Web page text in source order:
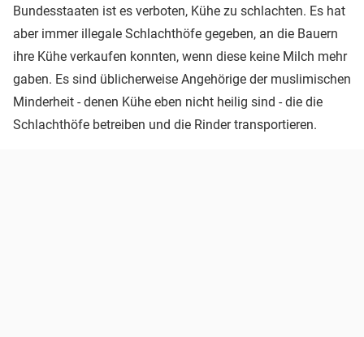
Bundesstaaten ist es verboten, Kühe zu schlachten. Es hat
aber immer illegale Schlachthöfe gegeben, an die Bauern
ihre Kühe verkaufen konnten, wenn diese keine Milch mehr
gaben. Es sind üblicherweise Angehörige der muslimischen
Minderheit - denen Kühe eben nicht heilig sind - die die
Schlachthöfe betreiben und die Rinder transportieren.